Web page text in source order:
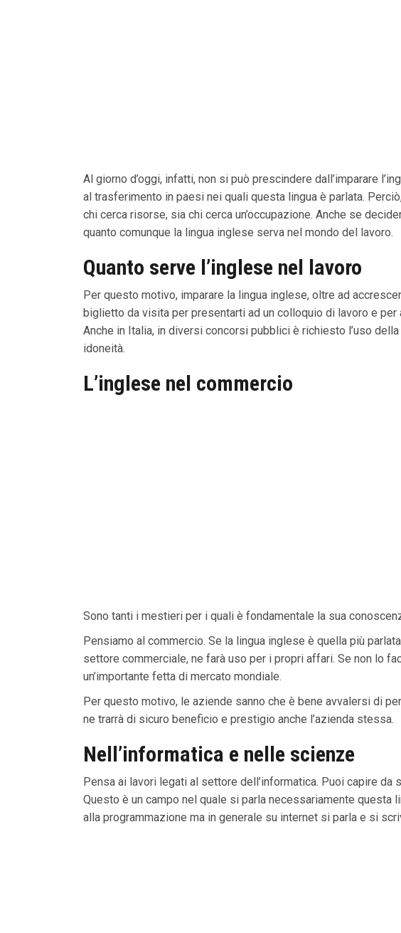
Al giorno d’oggi, infatti, non si può prescindere dall’imparare
al trasferimento in paesi nei quali questa lingua è parlata.
chi cerca risorse, sia chi cerca un’occupazione. Anche se
quanto comunque la lingua inglese serva nel mondo del lavoro.
Quanto serve l’inglese nel lavoro
Per questo motivo, imparare la lingua inglese, oltre ad
biglietto da visita per presentarti ad un colloquio di lavoro e
Anche in Italia, in diversi concorsi pubblici è richiesto l’uso
idoneità.
L’inglese nel commercio
Sono tanti i mestieri per i quali è fondamentale la sua
Pensiamo al commercio. Se la lingua inglese è quella più
settore commerciale, ne farà uso per i propri affari. Se non lo
un’importante fetta di mercato mondiale.
Per questo motivo, le aziende sanno che è bene avvalersi di
ne trarrà di sicuro beneficio e prestigio anche l’azienda stessa.
Nell’informatica e nelle scienze
Pensa ai lavori legati al settore dell’informatica. Puoi capire da
Questo è un campo nel quale si parla necessariamente questa
alla programmazione ma in generale su internet si parla e si